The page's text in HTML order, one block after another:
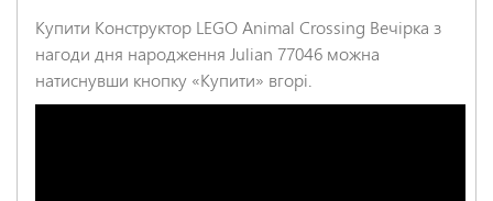
Купити Конструктор LEGO Animal Crossing Вечірка з
нагоди дня народження Julian 77046 можна
натиснувши кнопку «Купити» вгорі.